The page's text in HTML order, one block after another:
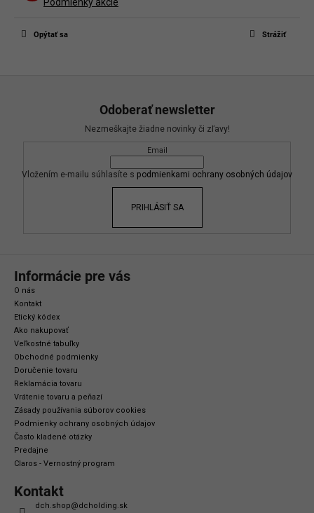
Opýtať sa Strážiť
sa
alebo sa
Odoberať newsletter
Nezmeškajte žiadne novinky či zľavy!
Email
Vložením e-mailu súhlasíte s podmienkami ochrany osobných údajov
PRIHLÁSIŤ SA
Informácie pre vás
O nás
Kontakt
Etický kódex
Ako nakupovať
Veľkostné tabuľky
Obchodné podmienky
Doručenie tovaru
Reklamácia tovaru
Vrátenie tovaru a peňazí
Zásady používania súborov cookies
Podmienky ochrany osobných údajov
Často kladené otázky
Predajne
Claros - Vernostný program
Kontakt
dch.shop@dcholding.sk